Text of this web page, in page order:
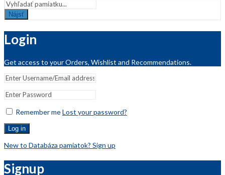
Nájsť
Login
Get access to your Orders, Wishlist and Recommendations.
Remember meLost your password?
Log in
New to Databáza pamiatok? Sign up
Signup